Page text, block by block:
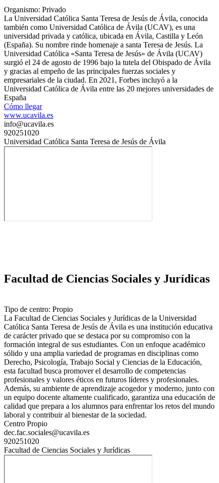
Organismo: Privado
La Universidad Católica Santa Teresa de Jesús de Ávila, conocida
también como Universidad Católica de Ávila (UCAV), es una
universidad privada y católica, ubicada en Ávila, Castilla y León
(España). Su nombre rinde homenaje a santa Teresa de Jesús. La
Universidad Católica «Santa Teresa de Jesús» de Ávila (UCAV)
surgió el 24 de agosto de 1996 bajo la tutela del Obispado de Ávila
y gracias al empeño de las principales fuerzas sociales y
empresariales de la ciudad. En 2021, Forbes incluyó a la
Universidad Católica de Ávila entre las 20 mejores universidades de
España
Cómo llegar
www.ucavila.es
info@ucavila.es
920251020
Universidad Católica Santa Teresa de Jesús de Ávila
Facultad de Ciencias Sociales y Jurídicas
Tipo de centro: Propio
La Facultad de Ciencias Sociales y Jurídicas de la Universidad
Católica Santa Teresa de Jesús de Ávila es una institución educativa
de carácter privado que se destaca por su compromiso con la
formación integral de sus estudiantes. Con un enfoque académico
sólido y una amplia variedad de programas en disciplinas como
Derecho, Psicología, Trabajo Social y Ciencias de la Educación,
esta facultad busca promover el desarrollo de competencias
profesionales y valores éticos en futuros líderes y profesionales.
Además, su ambiente de aprendizaje acogedor y moderno, junto con
un equipo docente altamente cualificado, garantiza una educación de
calidad que prepara a los alumnos para enfrentar los retos del mundo
laboral y contribuir al bienestar de la sociedad.
Centro Propio
dec.fac.sociales@ucavila.es
920251020
Facultad de Ciencias Sociales y Jurídicas